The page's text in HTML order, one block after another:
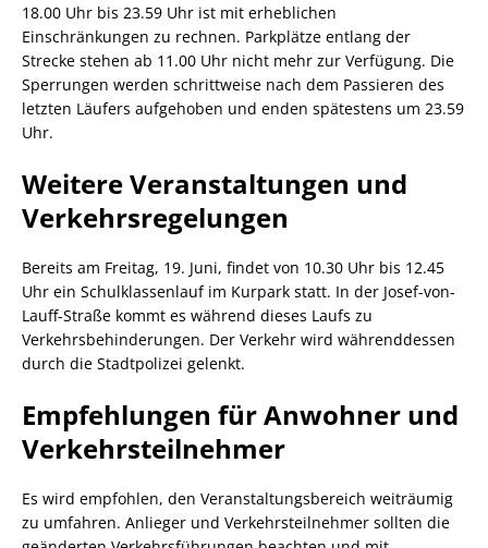
18.00 Uhr bis 23.59 Uhr ist mit erheblichen
Einschränkungen zu rechnen. Parkplätze entlang der
Strecke stehen ab 11.00 Uhr nicht mehr zur Verfügung. Die
Sperrungen werden schrittweise nach dem Passieren des
letzten Läufers aufgehoben und enden spätestens um 23.59
Uhr.
Weitere Veranstaltungen und
Verkehrsregelungen
Bereits am Freitag, 19. Juni, findet von 10.30 Uhr bis 12.45
Uhr ein Schulklassenlauf im Kurpark statt. In der Josef-von-
Lauff-Straße kommt es während dieses Laufs zu
Verkehrsbehinderungen. Der Verkehr wird währenddessen
durch die Stadtpolizei gelenkt.
Empfehlungen für Anwohner und
Verkehrsteilnehmer
Es wird empfohlen, den Veranstaltungsbereich weiträumig
zu umfahren. Anlieger und Verkehrsteilnehmer sollten die